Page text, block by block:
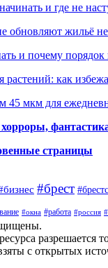
и где не
обновляют жильё
и почему
как
45 мкм для
страницы
#брест
#окна #работа #россия
разрешается
с открытых